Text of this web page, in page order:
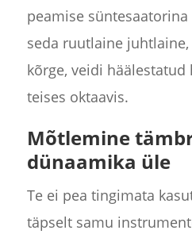
peamise
seda ruutlaine
kõrge, veidi
teises oktaavis.
Mõtlemine
dünaamika üle
Te ei pea tingimata
täpselt samu